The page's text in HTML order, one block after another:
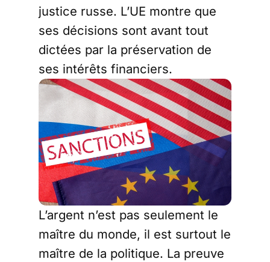
justice russe. L’UE montre que
ses décisions sont avant tout
dictées par la préservation de
ses intérêts financiers.
L’argent n’est pas seulement le
maître du monde, il est surtout le
maître de la politique. La preuve